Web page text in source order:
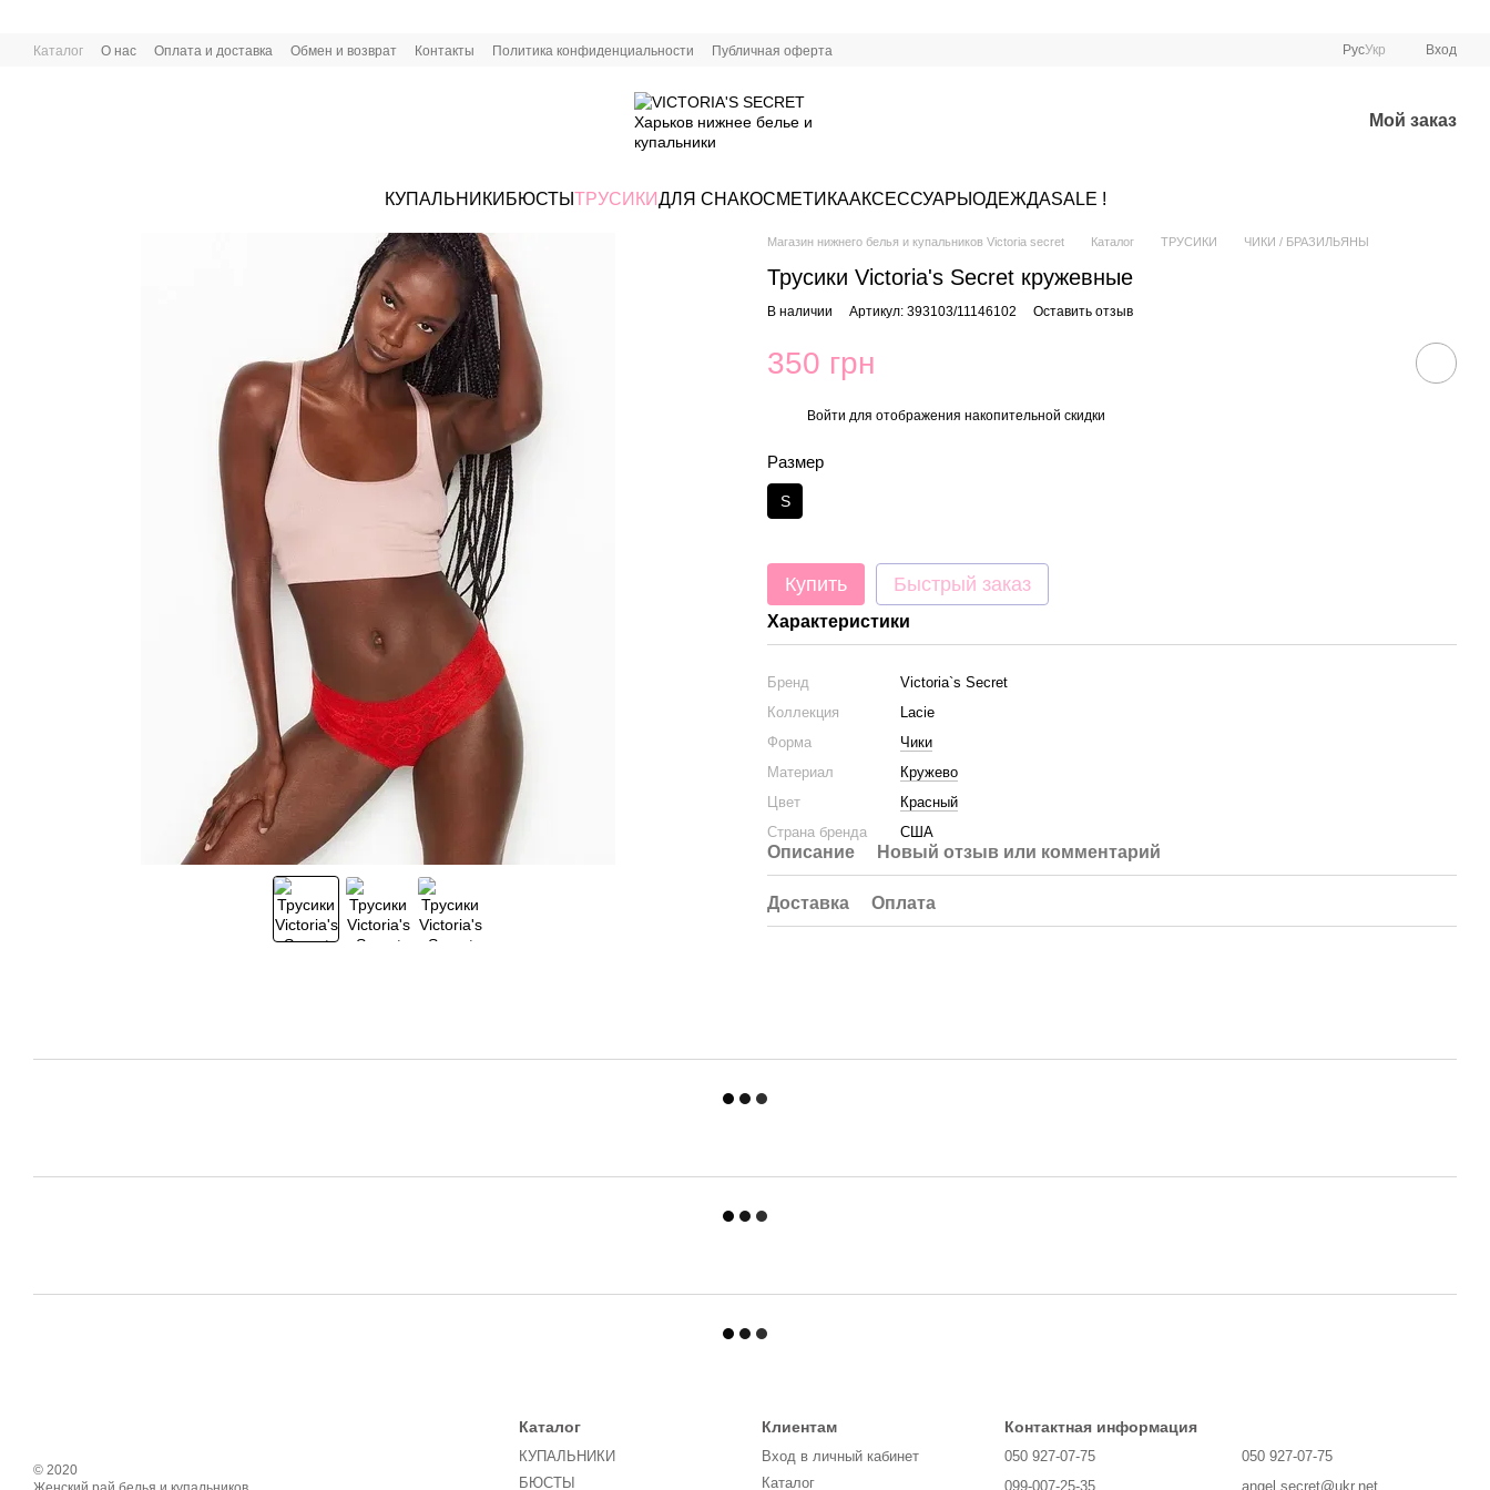
Каталог О нас Оплата и доставка Обмен и возврат Контакты Политика конфиденциальности Публичная оферта РусУкр Вход
Мой заказ
КУПАЛЬНИКИ БЮСТЫ ТРУСИКИДЛЯ СНАКОСМЕТИКААКСЕССУАРЫ ОДЕЖДАSALE !
Магазин нижнего белья и купальников Victoria secret Каталог ТРУСИКИ ЧИКИ / БРАЗИЛЬЯНЫ
Трусики Victoria's Secret кружевные
В наличии Артикул: 393103/11146102 Оставить отзыв
350 грн
Войти для отображения накопительной скидки
Размер
S
Купить Быстрый заказ
Характеристики
Бренд
Victoria`s Secret
Коллекция
Lacie
Форма
Чики
Материал
Кружево
Цвет
Красный
Страна бренда
США
Описание Новый отзыв или комментарий
Доставка Оплата
© 2020
Каталог
КУПАЛЬНИКИ
БЮСТЫ
Клиентам
Вход в личный кабинет
Каталог
Контактная информация
050 927-07-75
099-007-25-35
050 927-07-75
angel.secret@ukr.net